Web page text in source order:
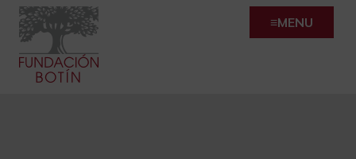
Skip
content
MENU